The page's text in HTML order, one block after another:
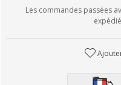
Les commandes passées